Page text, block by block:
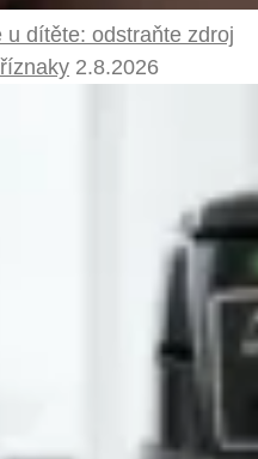
dítěte: odstraňte zdroj
2.8.2026